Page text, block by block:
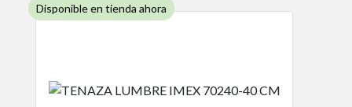
Disponible en tienda ahora